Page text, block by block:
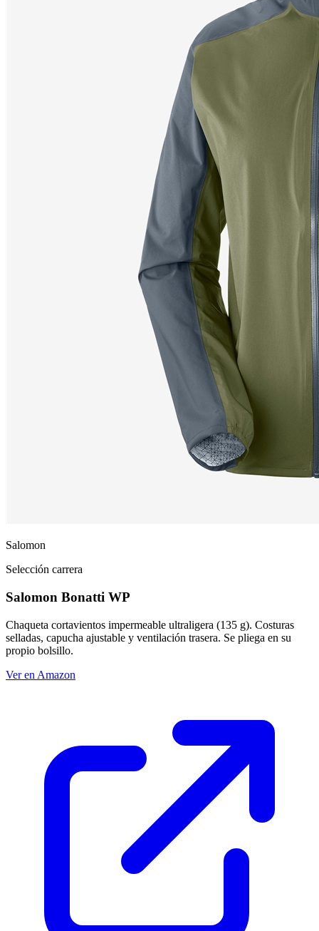
Salomon
Selección carrera
Salomon Bonatti WP
Chaqueta cortavientos impermeable ultraligera (135 g). Costuras
selladas, capucha ajustable y ventilación trasera. Se pliega en su
propio bolsillo.
Ver en Amazon